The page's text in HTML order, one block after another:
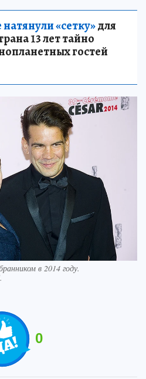
«сетку»для
13 лет тайно
гостей
в 2014 году.
0